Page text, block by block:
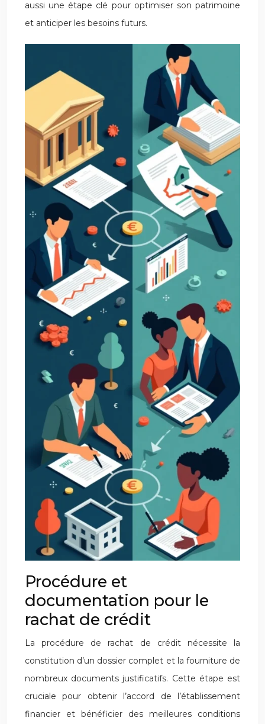
aussi une étape clé pour optimiser son patrimoine
et anticiper les besoins futurs.
Procédure et
documentation pour le
rachat de crédit
La procédure de rachat de crédit nécessite la
constitution d’un dossier complet et la fourniture de
nombreux documents justificatifs. Cette étape est
cruciale pour obtenir l’accord de l’établissement
financier et bénéficier des meilleures conditions